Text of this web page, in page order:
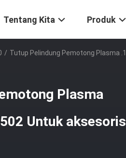
Tentang Kita Produk
/ Tutup Pelindung Pemotong Plasma
Plasma
Untuk